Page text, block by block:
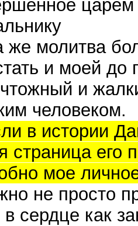
же молитва
и моей до
и
человеком.
в истории
страница его
мое
не просто
в сердце как